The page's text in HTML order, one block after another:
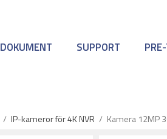
DOKUMENT SUPPORT
/ IP-kameror för 4K NVR / Kamera 12MP